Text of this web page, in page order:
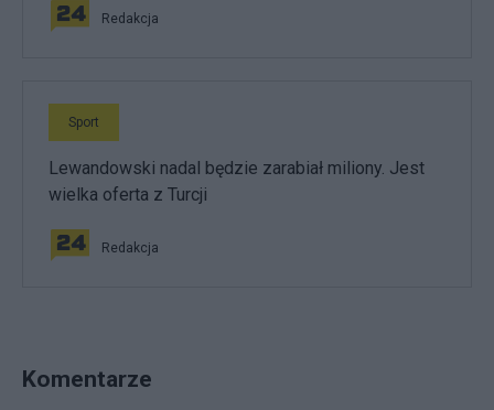
Redakcja
Sport
Lewandowski nadal będzie zarabiał miliony. Jest
wielka oferta z Turcji
Redakcja
Komentarze